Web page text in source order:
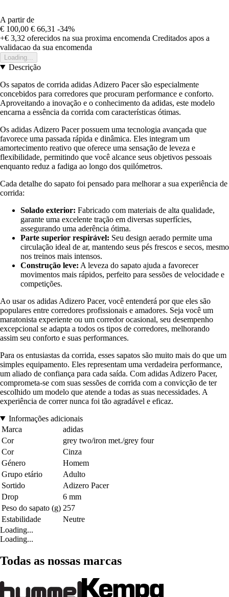
A partir de
€ 100,00 € 66,31 -34%
+€ 3,32 oferecidos na sua proxima encomenda Creditados apos a
validacao da sua encomenda
Loading...
Descrição
Os sapatos de corrida adidas Adizero Pacer são especialmente
concebidos para corredores que procuram performance e conforto.
Aproveitando a inovação e o conhecimento da adidas, este modelo
encarna a essência da corrida com características ótimas.
Os adidas Adizero Pacer possuem uma tecnologia avançada que
favorece uma passada rápida e dinâmica. Eles integram um
amortecimento reativo que oferece uma sensação de leveza e
flexibilidade, permitindo que você alcance seus objetivos pessoais
enquanto reduz a fadiga ao longo dos quilómetros.
Cada detalhe do sapato foi pensado para melhorar a sua experiência de
corrida:
Solado exterior: Fabricado com materiais de alta qualidade,
garante uma excelente tração em diversas superfícies,
assegurando uma aderência ótima.
Parte superior respirável: Seu design aerado permite uma
circulação ideal de ar, mantendo seus pés frescos e secos, mesmo
nos treinos mais intensos.
Construção leve: A leveza do sapato ajuda a favorecer
movimentos mais rápidos, perfeito para sessões de velocidade e
competições.
Ao usar os adidas Adizero Pacer, você entenderá por que eles são
populares entre corredores profissionais e amadores. Seja você um
maratonista experiente ou um corredor ocasional, seu desempenho
excepcional se adapta a todos os tipos de corredores, melhorando
assim seu conforto e suas performances.
Para os entusiastas da corrida, esses sapatos são muito mais do que um
simples equipamento. Eles representam uma verdadeira performance,
um aliado de confiança para cada saída. Com adidas Adizero Pacer,
comprometa-se com suas sessões de corrida com a convicção de ter
escolhido um modelo que atende a todas as suas necessidades. A
experiência de correr nunca foi tão agradável e eficaz.
Informações adicionais
Marca
adidas
Cor
grey two/iron met./grey four
Cor
Cinza
Género
Homem
Grupo etário
Adulto
Sortido
Adizero Pacer
Drop
6 mm
Peso do sapato (g) 257
Estabilidade
Neutre
Loading...
Loading...
Todas as nossas marcas